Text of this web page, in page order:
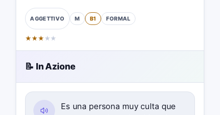
AGGETTIVO M B1 FORMAL
★★★ ★ ★
📝 In Azione
Es una persona muy culta que